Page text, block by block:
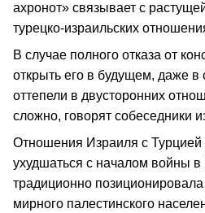
ахронот» связывает с
турецко-израильских
В случае полного отказа от
открыть его в будущем, даже в
оттепели в двусторонних
сложно, говорят собеседники
Отношения Израиля с Турцией
ухудшаться с началом войны в
традиционно
мирного палестинского